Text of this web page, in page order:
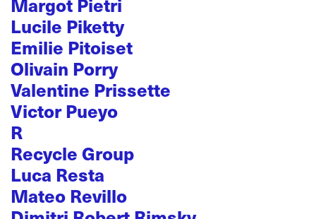
Lucile Piketty
Emilie Pitoiset
Olivain Porry
Valentine Prissette
Victor Pueyo
R
Recycle Group
Luca Resta
Mateo Revillo